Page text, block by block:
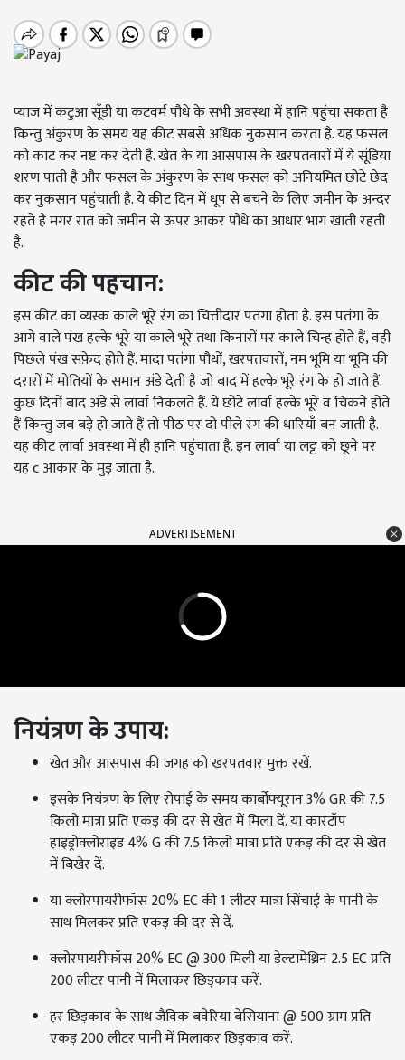
प्याज में कटुआ सूँडी या कटवर्म पौधे के सभी अवस्था में हानि पहुंचा सकता है
किन्तु अंकुरण के समय यह कीट सबसे अधिक नुकसान करता है. यह फसल
को काट कर नष्ट कर देती है. खेत के या आसपास के खरपतवारों में ये सूंडिया
शरण पाती है और फसल के अंकुरण के साथ फसल को अनियमित छोटे छेद
कर नुकसान पहुंचाती है. ये कीट दिन में धूप से बचने के लिए जमीन के अन्दर
रहते है मगर रात को जमीन से ऊपर आकर पौधे का आधार भाग खाती रहती
है.
कीटकीपहचान:
इस कीट का व्यस्क काले भूरे रंग का चित्तीदार पतंगा होता है. इस पतंगा के
आगे वाले पंख हल्के भूरे या काले भूरे तथा किनारों पर काले चिन्ह होते हैं, वही
पिछले पंख सफ़ेद होते हैं. मादा पतंगा पौधों, खरपतवारों, नम भूमि या भूमि की
दरारों में मोतियों के समान अंडे देती है जो बाद में हल्के भूरे रंग के हो जाते हैं.
कुछ दिनों बाद अंडे से लार्वा निकलते हैं. ये छोटे लार्वा हल्के भूरे व चिकने होते
हैं किन्तु जब बड़े हो जाते हैं तो पीठ पर दो पीले रंग की धारियाँ बन जाती है.
यह कीट लार्वा अवस्था में ही हानि पहुंचाता है. इन लार्वा या लट्ट को छूने पर
यह c आकार के मुड़ जाता है.
ADVERTISEMENT
नियंत्रणकेउपाय:
खेत और आसपास की जगह को खरपतवार मुक्त रखें.
इसके नियंत्रण के लिए रोपाई के समय कार्बोफ्यूरान 3% GR की 7.5
किलो मात्रा प्रति एकड़ की दर से खेत में मिला दें. या कारटॉप
हाइड्रोक्लोराइड 4% G की 7.5 किलो मात्रा प्रति एकड़ की दर से खेत
में बिखेर दें.
या क्लोरपायरीफॉस 20% EC की 1 लीटर मात्रा सिंचाई के पानी के
साथ मिलकर प्रति एकड़ की दर से दें.
क्लोरपायरीफॉस 20% EC @ 300 मिली या डेल्टामेथ्रिन 2.5 EC प्रति
200 लीटर पानी में मिलाकर छिड़काव करें.
हर छिड़काव के साथ जैविक बवेरिया बेसियाना @ 500 ग्राम प्रति
एकड़ 200 लीटर पानी में मिलाकर छिड़काव करें.